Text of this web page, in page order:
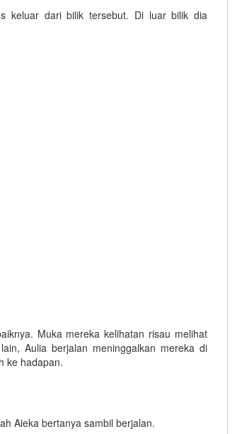
keluar dari bilik tersebut. Di luar bilik dia
Muka mereka kelihatan risau melihat
Aulia berjalan meninggalkan mereka di
ke hadapan.
Aieka bertanya sambil berjalan.